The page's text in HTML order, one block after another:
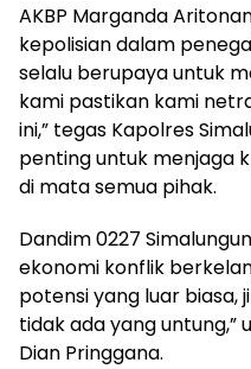
AKBP Marganda
kepolisian dalam
selalu berupaya untuk
kami pastikan kami
ini,” tegas Kapolres
penting untuk menjaga
di mata semua pihak.
Dandim 0227
ekonomi konflik
potensi yang luar biasa,
tidak ada yang untung,”
Dian Pringgana.